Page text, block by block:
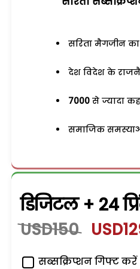
सरिता मैगजीन
देश विदेश के
7000 से ज्यादा
समाजिक
डिजिटल + 24
USD150
सब्सक्रिप्शन गिफ्ट करें